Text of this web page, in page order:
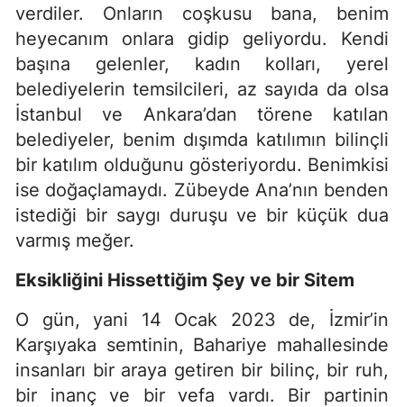
verdiler. Onların coşkusu bana, benim
heyecanım onlara gidip geliyordu. Kendi
başına gelenler, kadın kolları, yerel
belediyelerin temsilcileri, az sayıda da olsa
İstanbul ve Ankara’dan törene katılan
belediyeler, benim dışımda katılımın bilinçli
bir katılım olduğunu gösteriyordu. Benimkisi
ise doğaçlamaydı. Zübeyde Ana’nın benden
istediği bir saygı duruşu ve bir küçük dua
varmış meğer.
Eksikliğini Hissettiğim Şey ve bir Sitem
O gün, yani 14 Ocak 2023 de, İzmir’in
Karşıyaka semtinin, Bahariye mahallesinde
insanları bir araya getiren bir bilinç, bir ruh,
bir inanç ve bir vefa vardı. Bir partinin